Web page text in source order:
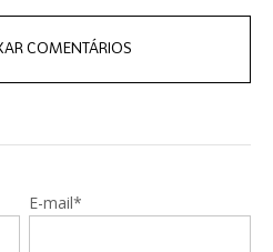
COMENTÁRIOS
E-mail*